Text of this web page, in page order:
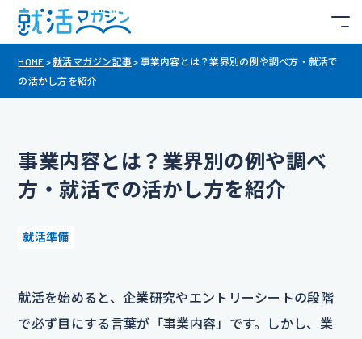
HOME >就活マガジン記事 > 事業内容とは？業界別の例や調べ方・就活で
の活かし方を紹介
事業内容とは？業界別の例や調べ
方・就活での活かし方を紹介
就活準備
就活を始めると、企業研究やエントリーシートの段階
で必ず目にする言葉が「事業内容」です。しかし、業